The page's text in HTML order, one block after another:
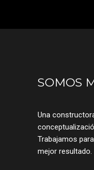
SOMOS
Una
Trabajamos
mejor resultado.